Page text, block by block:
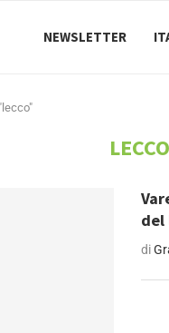
NEWSLETTER
LECCO
del
di